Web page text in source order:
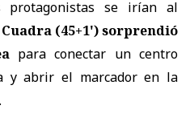
protagonistas se irían al
(45+1') sorprendió
para conectar un centro
y abrir el marcador en la